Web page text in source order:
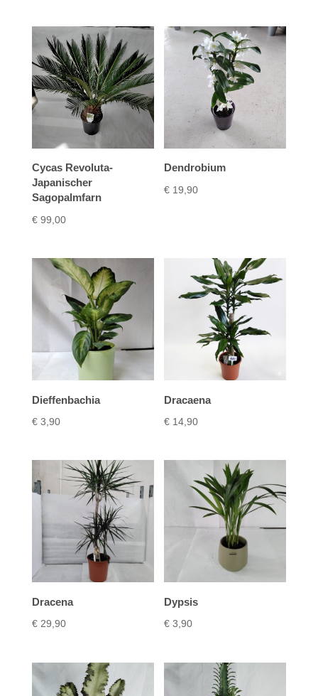
Cycas Revoluta-
Japanischer
Sagopalmfarn
€99,00
Dendrobium
€ 19,90
Dieffenbachia
€3,90
Dracaena
€ 14,90
Dracena
€29,90
Dypsis
€ 3,90